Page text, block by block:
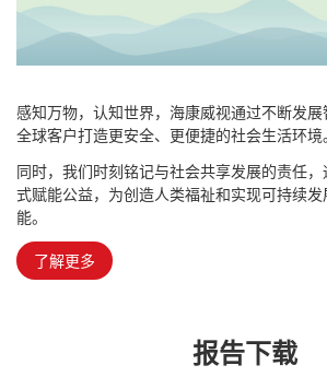
感知万物，认知世界，海康威视通过不断发
全球客户打造更安全、更便捷的社会生活环境。
同时，我们时刻铭记与社会共享发展的责任
式赋能公益，为创造人类福祉和实现可持续
能。
了解更多
报告下载